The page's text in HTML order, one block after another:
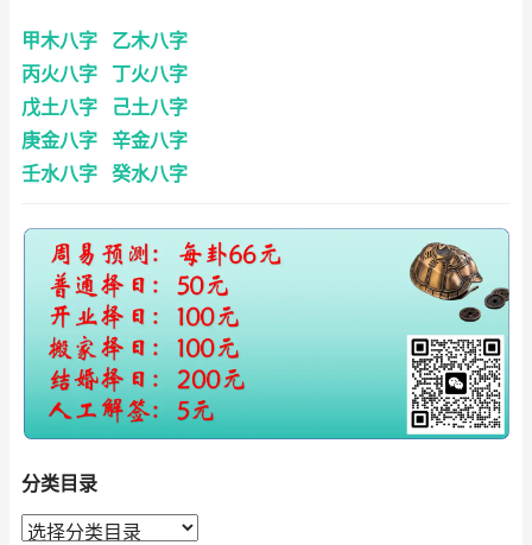
甲木八字
乙木八字
丙火八字
丁火八字
戊土八字
己土八字
庚金八字 辛金八字
壬水八字 癸水八字
分类目录